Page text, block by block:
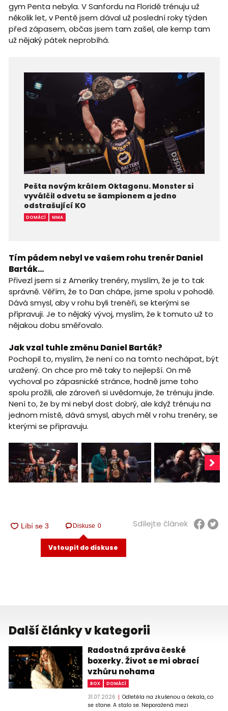
gym Penta nebyla. V Sanfordu na Floridě trénuju už
několik let, v Pentě jsem dával už poslední roky týden
před zápasem, občas jsem tam zašel, ale kemp tam
už nějaký pátek neprobíhá.
Pešta novým králem Oktagonu. Monster si
vyválčil odvetu se šampionem a jedno
odstrašující KO
DOMÁCÍ MMA
Tím pádem nebyl ve vašem rohu trenér Daniel
Barták…
Přivezl jsem si z Ameriky trenéry, myslím, že je to tak
správně. Věřím, že to Dan chápe, jsme spolu v pohodě.
Dává smysl, aby v rohu byli trenéři, se kterými se
připravuji. Je to nějaký vývoj, myslím, že k tomuto už to
nějakou dobu směřovalo.
Jak vzal tuhle změnu Daniel Barták?
Pochopil to, myslím, že není co na tomto nechápat, být
uražený. On chce pro mě taky to nejlepší. On mě
vychoval po zápasnické stránce, hodně jsme toho
spolu prožili, ale zároveň si uvědomuje, že trénuju jinde.
Není to, že by mi nebyl dost dobrý, ale když trénuju na
jednom místě, dává smysl, abych měl v rohu trenéry, se
kterými se připravuju.
Diskuse 0
Vstoupit do diskuse
Sdílejte článek
Další články v kategorii
Radostná zpráva české
boxerky. Život se mi obrací
vzhůru nohama
BOX DOMÁCÍ
31.07.2026
Odletěla na zkušenou a čekala, co
se stane. A stalo se. Neporažená mezi